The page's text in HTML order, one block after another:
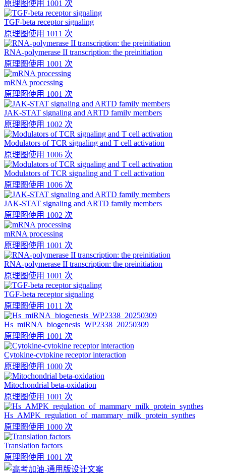
原理图使用 1001 次
TGF-beta receptor signaling
原理图使用 1011 次
RNA-polymerase II transcription: the preinitiation
原理图使用 1001 次
mRNA processing
原理图使用 1001 次
JAK-STAT signaling and ARTD family members
原理图使用 1002 次
Modulators of TCR signaling and T cell activation
原理图使用 1006 次
Modulators of TCR signaling and T cell activation
原理图使用 1006 次
JAK-STAT signaling and ARTD family members
原理图使用 1002 次
mRNA processing
原理图使用 1001 次
RNA-polymerase II transcription: the preinitiation
原理图使用 1001 次
TGF-beta receptor signaling
原理图使用 1011 次
Hs_miRNA_biogenesis_WP2338_20250309
原理图使用 1001 次
Cytokine-cytokine receptor interaction
原理图使用 1000 次
Mitochondrial beta-oxidation
原理图使用 1001 次
Hs_AMPK_regulation_of_mammary_milk_protein_synthes
原理图使用 1000 次
Translation factors
原理图使用 1001 次